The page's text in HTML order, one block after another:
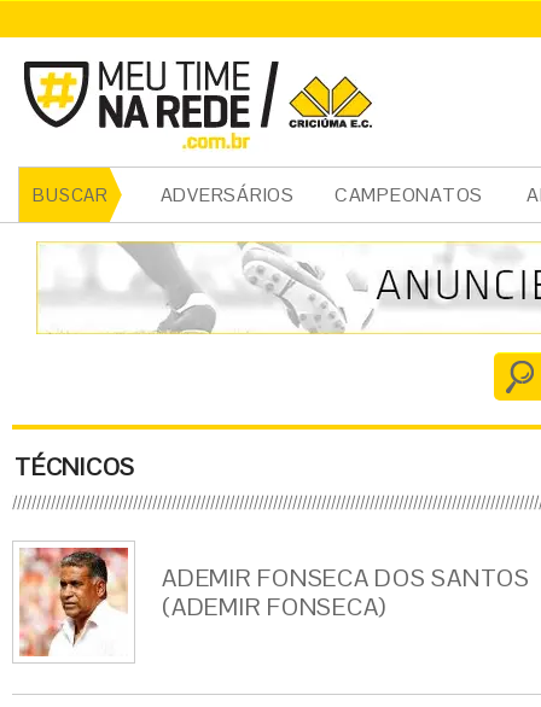
BUSCAR ADVERSÁRIOS CAMPEONATOS
TÉCNICOS
ADEMIR FONSECA DOS SANTOS
(ADEMIR FONSECA)